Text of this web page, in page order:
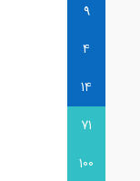
9
4
14
71
100